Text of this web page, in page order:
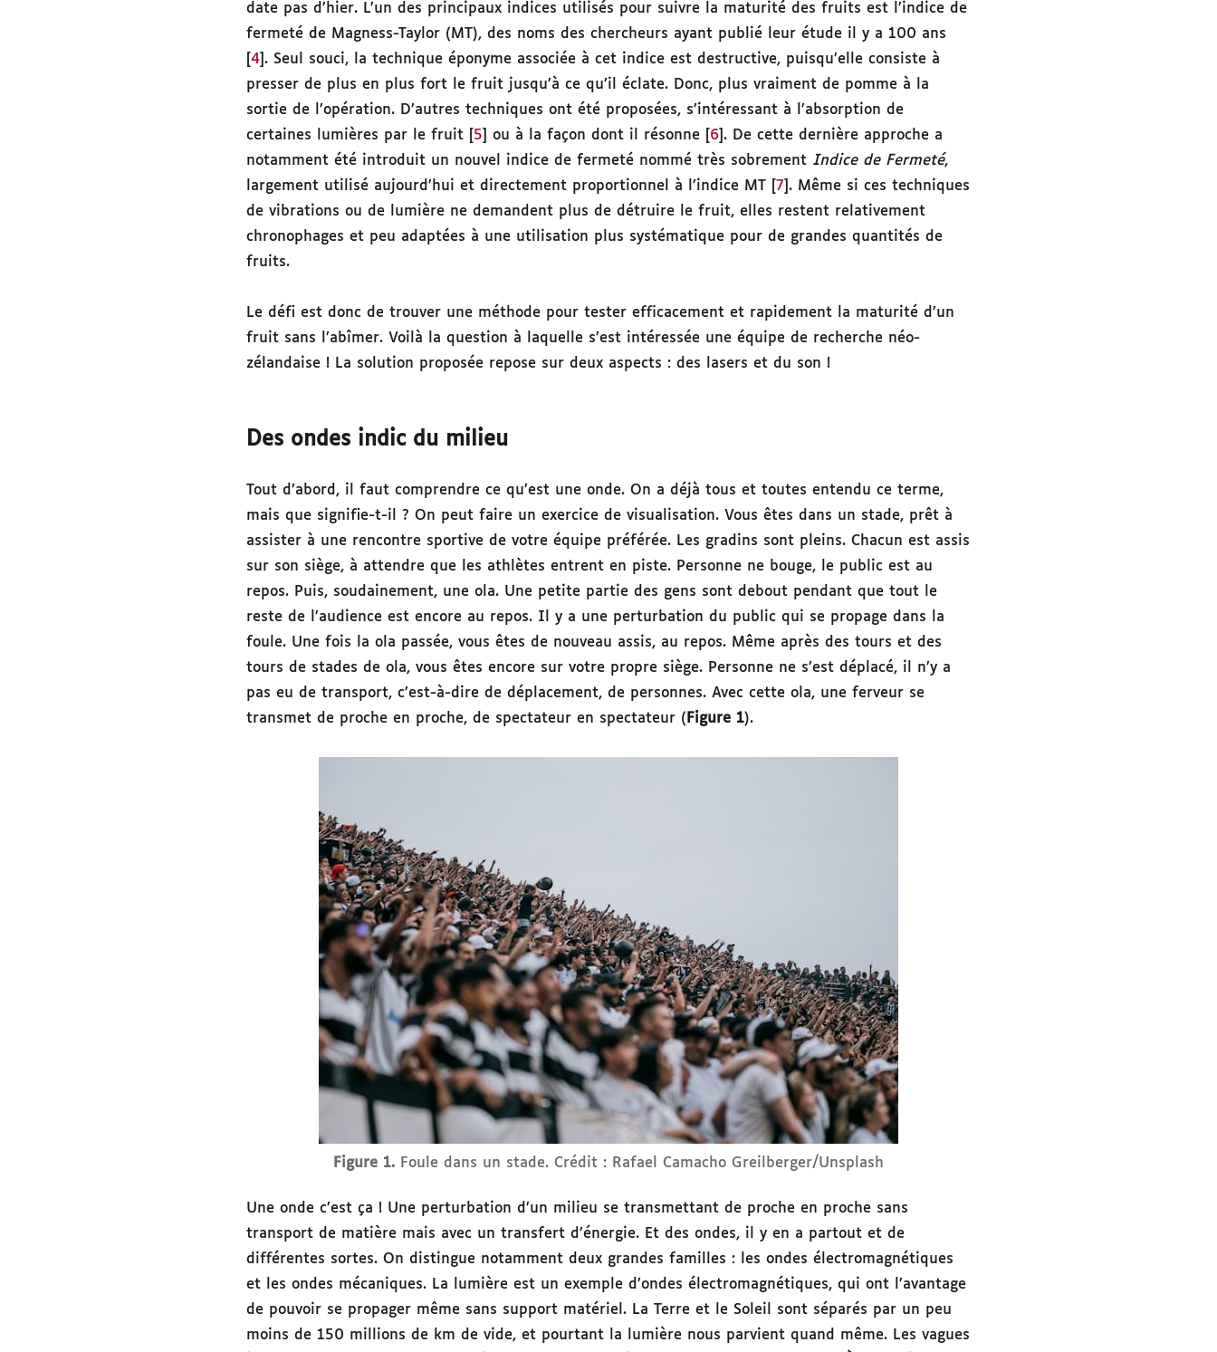
date pas d’hier. L’un des principaux indices utilisés pour suivre la maturité des fruits est l’indice de
fermeté de Magness-Taylor (MT), des noms des chercheurs ayant publié leur étude il y a 100 ans
4 ]. Seul souci, la technique éponyme associée à cet indice est destructive, puisqu’elle consiste à
presser de plus en plus fort le fruit jusqu’à ce qu’il éclate. Donc, plus vraiment de pomme à la
sortie de l’opération. D’autres techniques ont été proposées, s’intéressant à l’absorption de
certaines lumières par le fruit [ 5 ] ou à la façon dont il résonne [ 6 ]. De cette dernière approche a
notamment été introduit un nouvel indice de fermeté nommé très sobrement Indice de Fermeté,
largement utilisé aujourd’hui et directement proportionnel à l’indice MT [ 7 ]. Même si ces techniques
de vibrations ou de lumière ne demandent plus de détruire le fruit, elles restent relativement
chronophages et peu adaptées à une utilisation plus systématique pour de grandes quantités de
fruits.
Le défi est donc de trouver une méthode pour tester efficacement et rapidement la maturité d’un
fruit sans l’abîmer. Voilà la question à laquelle s’est intéressée une équipe de recherche néo-
zélandaise ! La solution proposée repose sur deux aspects : des lasers et du son !
Des ondes indic du milieu
Tout d’abord, il faut comprendre ce qu’est une onde. On a déjà tous et toutes entendu ce terme,
mais que signifie-t-il ? On peut faire un exercice de visualisation. Vous êtes dans un stade, prêt à
assister à une rencontre sportive de votre équipe préférée. Les gradins sont pleins. Chacun est assis
sur son siège, à attendre que les athlètes entrent en piste. Personne ne bouge, le public est au
repos. Puis, soudainement, une ola. Une petite partie des gens sont debout pendant que tout le
reste de l’audience est encore au repos. Il y a une perturbation du public qui se propage dans la
foule. Une fois la ola passée, vous êtes de nouveau assis, au repos. Même après des tours et des
tours de stades de ola, vous êtes encore sur votre propre siège. Personne ne s’est déplacé, il n’y a
pas eu de transport, c’est-à-dire de déplacement, de personnes. Avec cette ola, une ferveur se
transmet de proche en proche, de spectateur en spectateur ( Figure 1).
Figure 1. Foule dans un stade. Crédit : Rafael Camacho Greilberger/Unsplash
Une onde c’est ça ! Une perturbation d’un milieu se transmettant de proche en proche sans
transport de matière mais avec un transfert d’énergie. Et des ondes, il y en a partout et de
différentes sortes. On distingue notamment deux grandes familles : les ondes électromagnétiques
et les ondes mécaniques. La lumière est un exemple d’ondes électromagnétiques, qui ont l’avantage
de pouvoir se propager même sans support matériel. La Terre et le Soleil sont séparés par un peu
moins de 150 millions de km de vide, et pourtant la lumière nous parvient quand même. Les vagues